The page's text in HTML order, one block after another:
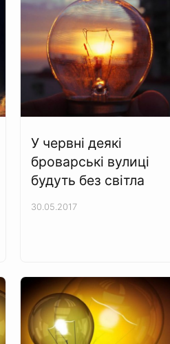
У червні деякі
броварські вулиці
будуть без світла
30.05.2017